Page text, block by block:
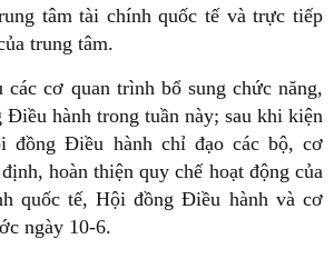
tâm tài chính quốc tế và trực tiếp
trung tâm.
các cơ quan trình bổ sung chức năng,
hành trong tuần này; sau khi kiện
đồng Điều hành chỉ đạo các bộ, cơ
hoàn thiện quy chế hoạt động của
quốc tế, Hội đồng Điều hành và cơ
ngày 10-6.